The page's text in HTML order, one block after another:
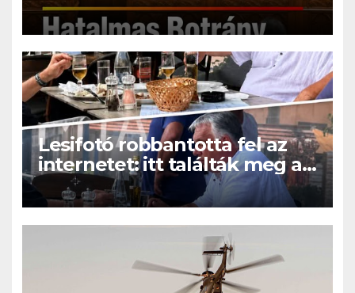
kitett magáért!
Lesifotó robbantotta fel az
internetet: itt találták meg az
eltűnt Orbán Viktort!